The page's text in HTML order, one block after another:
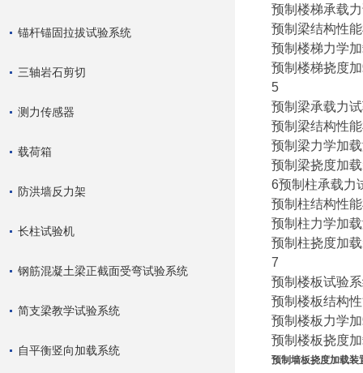
锚杆锚固拉拔试验系统
三轴岩石剪切
测力传感器
载荷箱
防洪墙反力架
长柱试验机
钢筋混凝土梁正截面受弯试验系统
简支梁教学试验系统
自平衡竖向加载系统
预制楼梯承载
预制梁结构性
预制楼梯力学
预制楼梯挠度
5
预制梁承载力
预制梁结构性
预制梁力学加
预制梁挠度加
6预制柱承载力
预制柱结构性
预制柱力学加
预制柱挠度加
7
预制楼板试验
预制楼板结构
预制楼板力学
预制楼板挠度
预制墙板挠度加载装